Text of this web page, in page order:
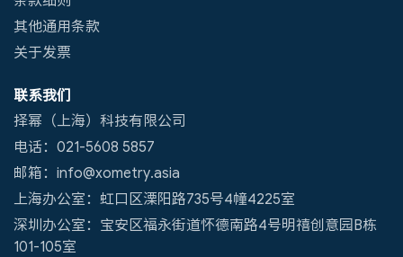
其他通用条款
关于发票
联系我们
择幂（上海）科技有限公司
电话：021-5608 5857
邮箱：info@xometry.asia
上海办公室：虹口区溧阳路735号4幢4225室
深圳办公室：宝安区福永街道怀德南路4号明禧创意园B栋
101-105室